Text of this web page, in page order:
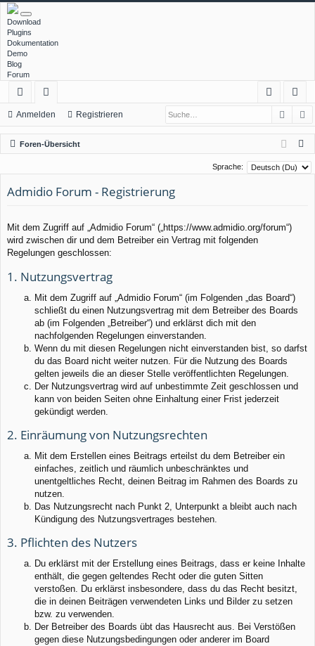
Download
Plugins
Dokumentation
Demo
Blog
Forum
ch
ne
llz
f
or
en
m
el
ist
rie
Anmelden Registrieren
Foren-Übersicht
c
Sprache:
Admidio Forum - Registrierung
Mit dem Zugriff auf „Admidio Forum“ („https://www.admidio.org/forum“)
wird zwischen dir und dem Betreiber ein Vertrag mit folgenden
Regelungen geschlossen:
1. Nutzungsvertrag
Mit dem Zugriff auf „Admidio Forum“ (im Folgenden „das Board“)
schließt du einen Nutzungsvertrag mit dem Betreiber des Boards
ab (im Folgenden „Betreiber“) und erklärst dich mit den
nachfolgenden Regelungen einverstanden.
Wenn du mit diesen Regelungen nicht einverstanden bist, so darfst
du das Board nicht weiter nutzen. Für die Nutzung des Boards
gelten jeweils die an dieser Stelle veröffentlichten Regelungen.
Der Nutzungsvertrag wird auf unbestimmte Zeit geschlossen und
kann von beiden Seiten ohne Einhaltung einer Frist jederzeit
gekündigt werden.
2. Einräumung von Nutzungsrechten
Mit dem Erstellen eines Beitrags erteilst du dem Betreiber ein
einfaches, zeitlich und räumlich unbeschränktes und
unentgeltliches Recht, deinen Beitrag im Rahmen des Boards zu
nutzen.
Das Nutzungsrecht nach Punkt 2, Unterpunkt a bleibt auch nach
Kündigung des Nutzungsvertrages bestehen.
3. Pflichten des Nutzers
Du erklärst mit der Erstellung eines Beitrags, dass er keine Inhalte
enthält, die gegen geltendes Recht oder die guten Sitten
verstoßen. Du erklärst insbesondere, dass du das Recht besitzt,
die in deinen Beiträgen verwendeten Links und Bilder zu setzen
bzw. zu verwenden.
Der Betreiber des Boards übt das Hausrecht aus. Bei Verstößen
gegen diese Nutzungsbedingungen oder anderer im Board